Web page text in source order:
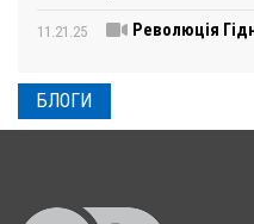
11.21.25 Революція
БЛОГИ